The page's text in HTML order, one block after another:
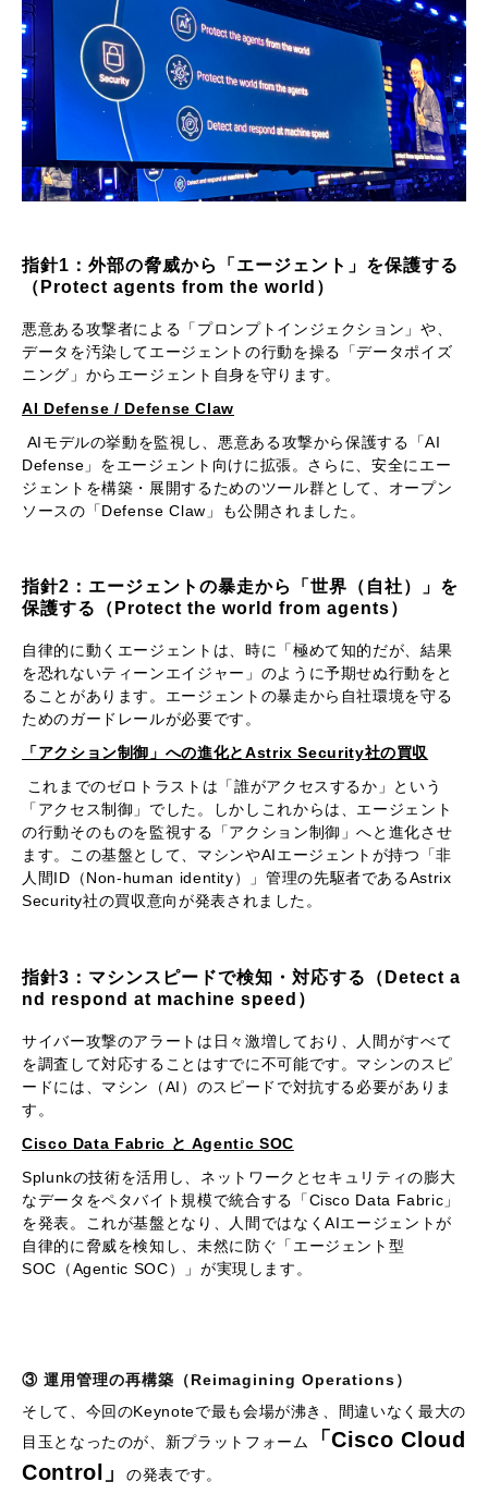
指針1：外部の脅威から「エージェント」を保護する
（Protect agents from the world）
悪意ある攻撃者による「プロンプトインジェクション」や、
データを汚染してエージェントの行動を操る「データポイズ
ニング」からエージェント自身を守ります。
AI Defense / Defense Claw
AIモデルの挙動を監視し、悪意ある攻撃から保護する「AI
Defense」をエージェント向けに拡張。さらに、安全にエー
ジェントを構築・展開するためのツール群として、オープン
ソースの「Defense Claw」も公開されました。
指針2：エージェントの暴走から「世界（自社）」を
保護する（Protect the world from agents）
自律的に動くエージェントは、時に「極めて知的だが、結果
を恐れないティーンエイジャー」のように予期せぬ行動をと
ることがあります。エージェントの暴走から自社環境を守る
ためのガードレールが必要です。
「アクション制御」への進化とAstrix Security社の買収
これまでのゼロトラストは「誰がアクセスするか」という
「アクセス制御」でした。しかしこれからは、エージェント
の行動そのものを監視する「アクション制御」へと進化させ
ます。この基盤として、マシンやAIエージェントが持つ「非
人間ID（Non-human identity）」管理の先駆者であるAstrix
Security社の買収意向が発表されました。
指針3：マシンスピードで検知・対応する（Detect a
nd respond at machine speed）
サイバー攻撃のアラートは日々激増しており、人間がすべて
を調査して対応することはすでに不可能です。マシンのスピ
ードには、マシン（AI）のスピードで対抗する必要がありま
す。
Cisco Data Fabric と Agentic SOC
Splunkの技術を活用し、ネットワークとセキュリティの膨大
なデータをペタバイト規模で統合する「Cisco Data Fabric」
を発表。これが基盤となり、人間ではなくAIエージェントが
自律的に脅威を検知し、未然に防ぐ「エージェント型
SOC（Agentic SOC）」が実現します。
③ 運用管理の再構築（Reimagining Operations）
そして、今回のKeynoteで最も会場が沸き、間違いなく最大の
目玉となったのが、新プラットフォーム
「Cisco Cloud
Control」の発表です。